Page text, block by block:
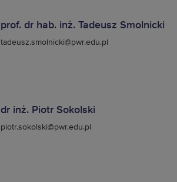
prof. dr hab. inż. Tadeusz Smolnicki
tadeusz.smolnicki@pwr.edu.pl
dr inż. Piotr Sokolski
piotr.sokolski@pwr.edu.pl